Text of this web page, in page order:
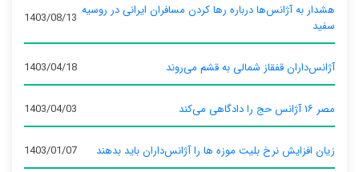
هشدار به آژانس‌ها درباره رها کردن مسافران ایرانی در روسیه
سفید
1403/08/13
آژانس‌داران قفقاز شمالی به قشم می‌روند 1403/04/18
مصر ۱۶ آژانس حج را دادگاهی می‌کند 1403/04/03
زیان افزایش نرخ بلیت موزه ها را آژانس‌داران باید بدهند 1403/01/07